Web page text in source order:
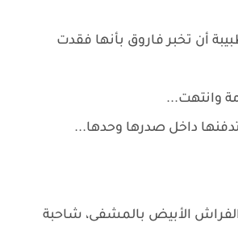
أن تخبر فاروق بأنها فقدت
وانتهت...
داخل صدرها وحدها...
الأبيض بالمشفى، شاحبة